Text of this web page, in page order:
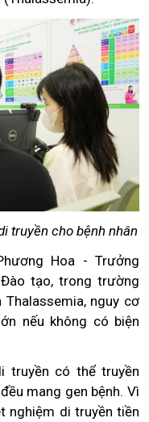
truyền cho bệnh nhân
Hoa - Trưởng
tạo, trong trường
nguy cơ
nếu không có biện
truyền có thể truyền
mang gen bệnh. Vì
nghiệm di truyền tiền